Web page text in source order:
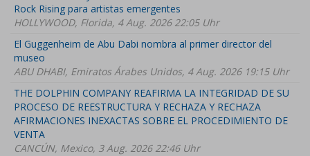
Rock Rising para artistas emergentes
HOLLYWOOD, Florida, 4 Aug. 2026 22:05 Uhr
El Guggenheim de Abu Dabi nombra al primer director del
museo
ABU DHABI, Emiratos Árabes Unidos, 4 Aug. 2026 19:15 Uhr
THE DOLPHIN COMPANY REAFIRMA LA INTEGRIDAD DE SU
PROCESO DE REESTRUCTURA Y RECHAZA Y RECHAZA
AFIRMACIONES INEXACTAS SOBRE EL PROCEDIMIENTO DE
VENTA
CANCÚN, Mexico, 3 Aug. 2026 22:46 Uhr